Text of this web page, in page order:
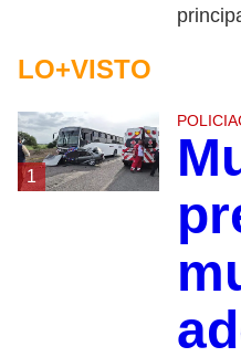
LO+VISTO
1